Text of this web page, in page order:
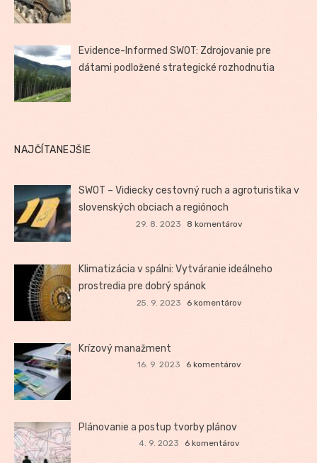
Evidence-Informed SWOT: Zdrojovanie pre
dátami podložené strategické rozhodnutia
NAJČÍTANEJŠIE
SWOT – Vidiecky cestovný ruch a agroturistika v
slovenských obciach a regiónoch
29. 8. 2023 8 komentárov
Klimatizácia v spálni: Vytváranie ideálneho
prostredia pre dobrý spánok
25. 9. 2023 6 komentárov
Krízový manažment
16. 9. 2023 6 komentárov
Plánovanie a postup tvorby plánov
4. 9. 2023 6 komentárov